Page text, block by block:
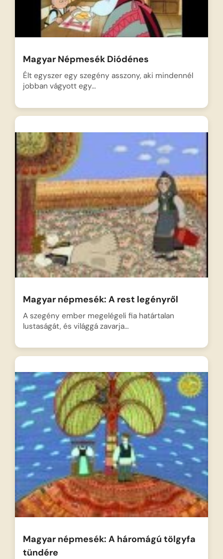
Magyar Népmesék Diódénes
Élt egyszer egy szegény asszony, aki mindennél
jobban vágyott egy…
Magyar népmesék: A rest legényről
A szegény ember megelégeli fia határtalan
lustaságát, és világgá zavarja…
Magyar népmesék: A háromágú tölgyfa
tündére